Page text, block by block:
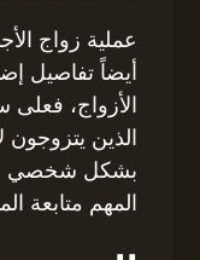
عملية زواج
أيضاً تفاصيل
الأزواج، فعلى
الذين
بشكل شخصي في
المهم متابعة